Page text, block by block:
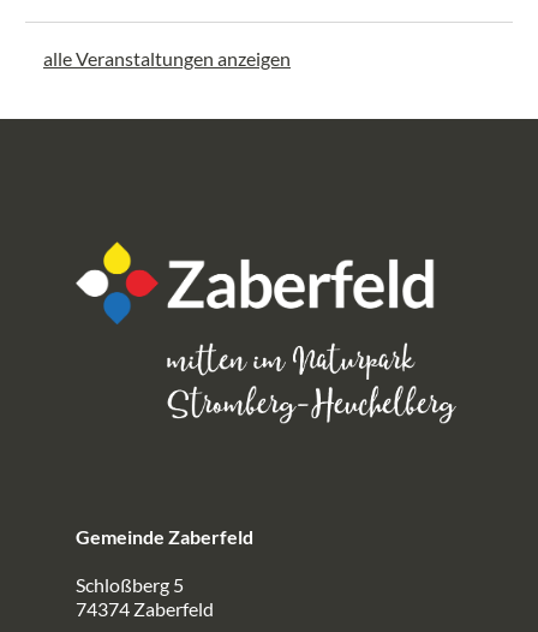
alle Veranstaltungen anzeigen
Gemeinde Zaberfeld
Schloßberg 5
74374 Zaberfeld